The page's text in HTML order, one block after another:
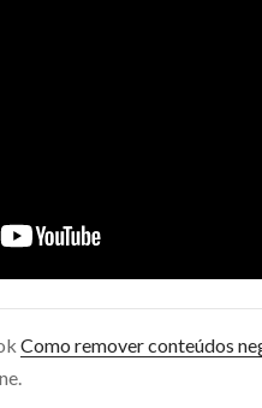
Como remover conteúdos